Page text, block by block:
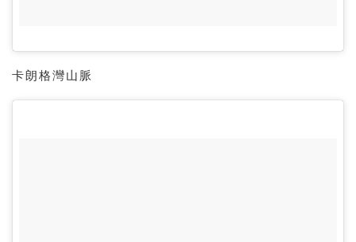
卡朗格灣山脈